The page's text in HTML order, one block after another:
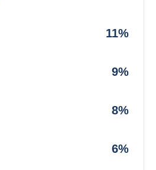
11%
9%
8%
6%